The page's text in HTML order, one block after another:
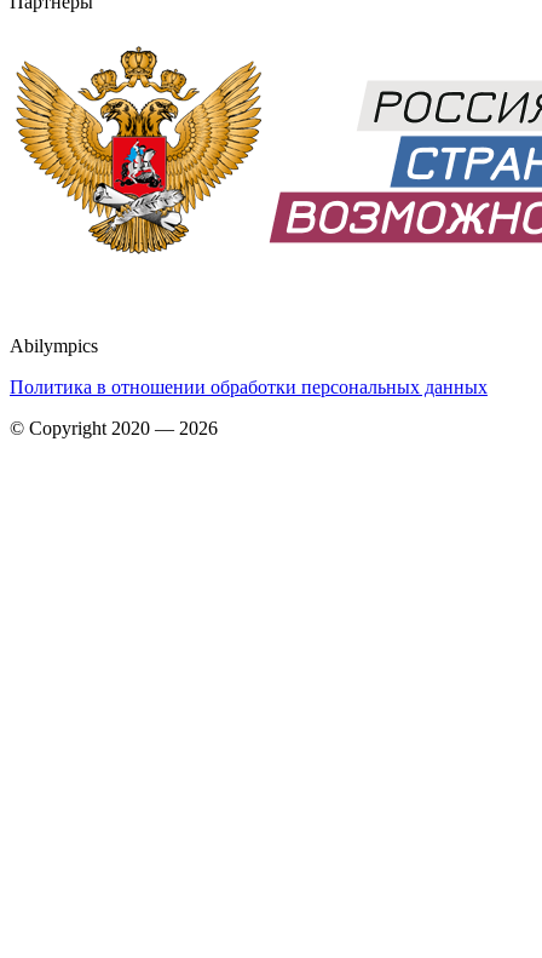
Abilympics
Политика в отношении обработки персональных данных
© Copyright 2020 — 2026